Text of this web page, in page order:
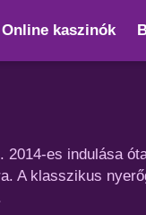
Online kaszinók
es indulása
A klasszikus